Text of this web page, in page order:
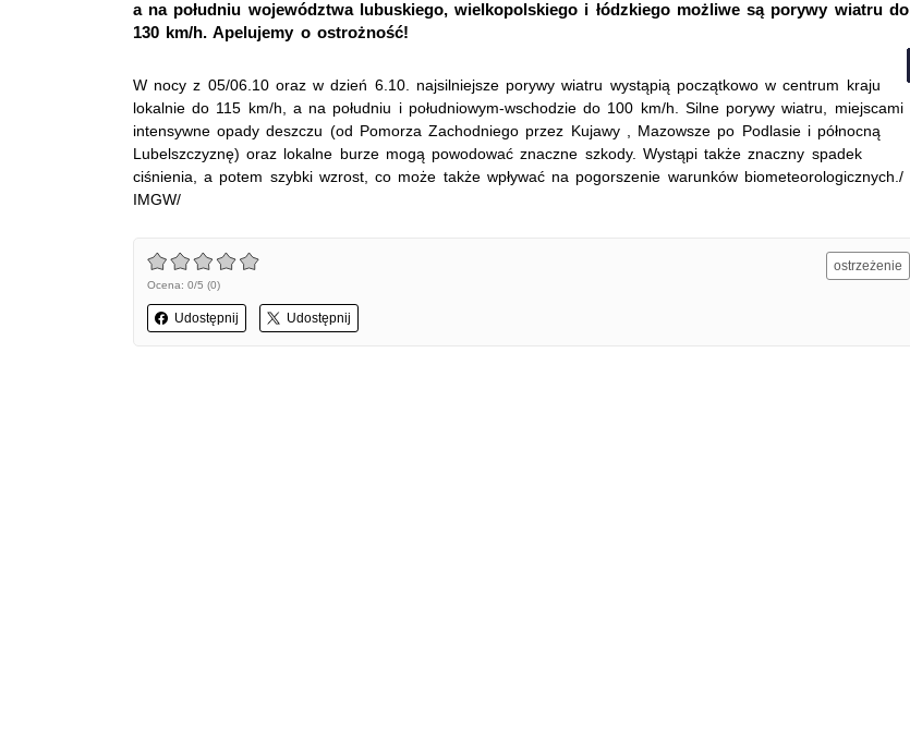
a na południu województwa lubuskiego, wielkopolskiego i łódzkiego możliwe są porywy wiatru do
130 km/h. Apelujemy o ostrożność!
W nocy z 05/06.10 oraz w dzień 6.10. najsilniejsze porywy wiatru wystąpią początkowo w centrum kraju
lokalnie do 115 km/h, a na południu i południowym-wschodzie do 100 km/h. Silne porywy wiatru, miejscami
intensywne opady deszczu (od Pomorza Zachodniego przez Kujawy , Mazowsze po Podlasie i północną
Lubelszczyznę) oraz lokalne burze mogą powodować znaczne szkody. Wystąpi także znaczny spadek
ciśnienia, a potem szybki wzrost, co może także wpływać na pogorszenie warunków biometeorologicznych./
IMGW/
Ocena: 0/5 (0)
Udostępnij Udostępnij
ostrzeżenie